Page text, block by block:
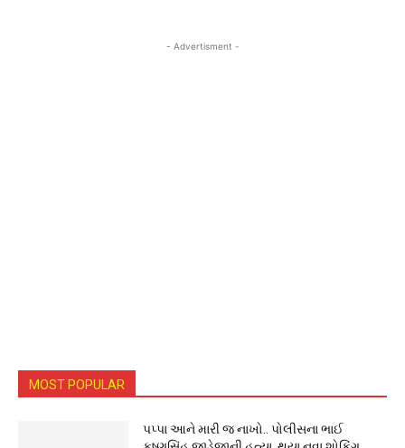
- Advertisment -
MOST POPULAR
પપ્પા આને મારી જ નાખો.. પોલીસના ભાઈ